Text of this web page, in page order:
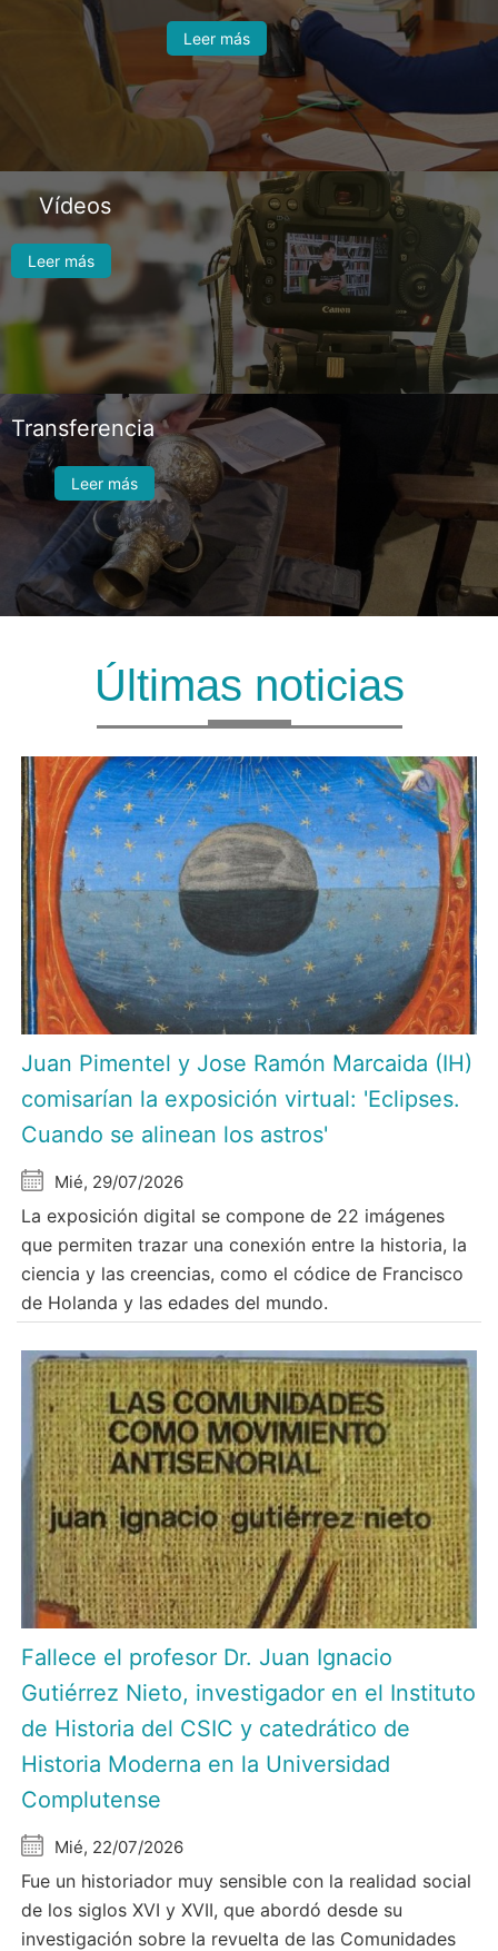
Leer más
Vídeos
Leer más
Transferencia
Leer más
Últimas noticias
Juan Pimentel y Jose Ramón Marcaida (IH)
comisarían la exposición virtual: 'Eclipses.
Cuando se alinean los astros'
Mié, 29/07/2026
La exposición digital se compone de 22 imágenes
que permiten trazar una conexión entre la historia, la
ciencia y las creencias, como el códice de Francisco
de Holanda y las edades del mundo.
Fallece el profesor Dr. Juan Ignacio
Gutiérrez Nieto, investigador en el Instituto
de Historia del CSIC y catedrático de
Historia Moderna en la Universidad
Complutense
Mié, 22/07/2026
Fue un historiador muy sensible con la realidad social
de los siglos XVI y XVII, que abordó desde su
investigación sobre la revuelta de las Comunidades